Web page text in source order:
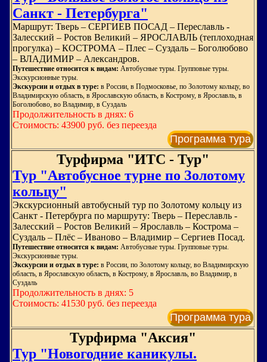
Санкт - Петербурга"
Маршрут: Тверь – СЕРГИЕВ ПОСАД – Переславль -
Залесский – Ростов Великий – ЯРОСЛАВЛЬ (теплоходная
прогулка) – КОСТРОМА – Плес – Суздаль – Боголюбово
– ВЛАДИМИР – Александров.
Путешествие относится к видам: Автобусные туры. Групповые туры.
Экскурсионные туры.
Экскурсии и отдых в туре: в России, в Подмосковье, по Золотому кольцу, во
Владимирскую область, в Ярославскую область, в Кострому, в Ярославль, в
Боголюбово, во Владимир, в Суздаль
Продолжительность в днях: 6
Стоимость: 43900 руб. без переезда
Программа тура
Турфирма "ИТС - Тур"
Тур "Автобусное турне по Золотому
кольцу"
Экскурсионный автобусный тур по Золотому кольцу из
Санкт - Петербурга по маршруту: Тверь – Переславль -
Залесский – Ростов Великий – Ярославль – Кострома –
Суздаль – Плёс – Иваново – Владимир – Сергиев Посад.
Путешествие относится к видам: Автобусные туры. Групповые туры.
Экскурсионные туры.
Экскурсии и отдых в туре: в России, по Золотому кольцу, во Владимирскую
область, в Ярославскую область, в Кострому, в Ярославль, во Владимир, в
Суздаль
Продолжительность в днях: 5
Стоимость: 41530 руб. без переезда
Программа тура
Турфирма "Аксия"
Тур "Новогодние каникулы.